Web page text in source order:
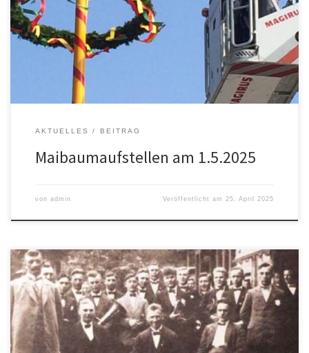
10.00 Uhr mit einer ökumenischen Andacht. Um 11.00 Uhr wird der
Maikranz feierlich aufgehängt. Für das leibliche Wohl ist wie immer
bestens gesorgt: Maibowle, Fassbier, Kaffee & Kuchen, Gegrilltes,
Pom­mes und Erbsensuppe warten […]
AKTUELLES BEITRAG
Maibaumaufstellen am 1.5.2025
von admin Veröffentlicht am 25. April 2025
Die Freude an der Musik und die Lust am gemeinsamen Musizieren
waren die treibenden Kräfte für die Gründung der
„Musikvereinigung Himmelsthür“ am 30. April 1925. In einer Zeit
des gesellschaftlichen Umbruchs nach dem Ersten Weltkrieg